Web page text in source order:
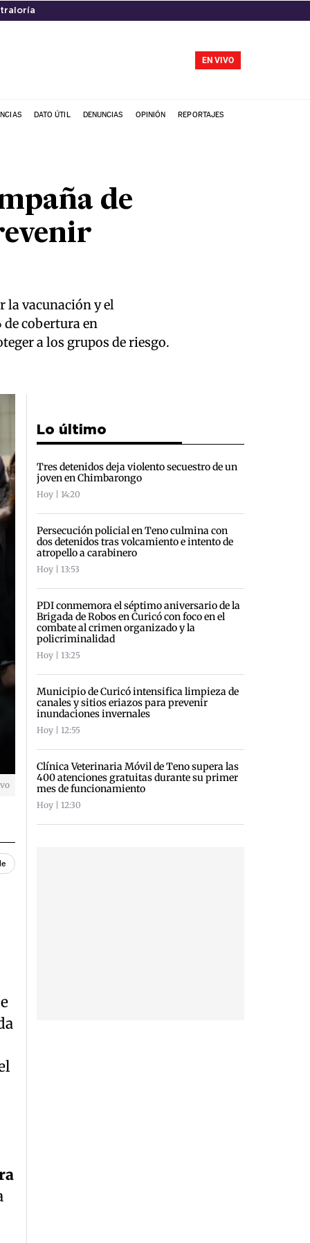
EN VIVO
DATO ÚTIL DENUNCIAS OPINIÓN REPORTAJES
de
la vacunación y el
cobertura en
a los grupos de riesgo.
Lo último
Tres detenidos deja violento secuestro de un
joven en Chimbarongo
Hoy | 14:20
Persecución policial en Teno culmina con
dos detenidos tras volcamiento e intento de
atropello a carabinero
Hoy | 13:53
PDI conmemora el séptimo aniversario de la
Brigada de Robos en Curicó con foco en el
combate al crimen organizado y la
policriminalidad
Hoy | 13:25
Municipio de Curicó intensifica limpieza de
canales y sitios eriazos para prevenir
inundaciones invernales
Hoy | 12:55
Clínica Veterinaria Móvil de Teno supera las
400 atenciones gratuitas durante su primer
mes de funcionamiento
Hoy | 12:30